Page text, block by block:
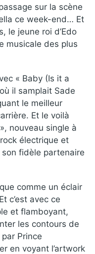
sur la scène
ce week-end… Et
le jeune roi d’Edo
musicale des plus
« Baby (Is it a
il samplait Sade
le meilleur
Et le voilà
nouveau single à
électrique et
fidèle partenaire
comme un éclair
c’est avec ce
et flamboyant,
les contours de
Prince
en voyant l’artwork